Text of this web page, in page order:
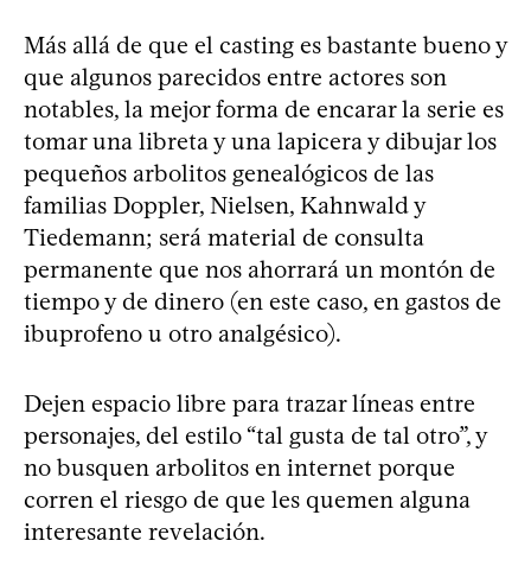
Más allá de que el casting es bastante bueno y
que algunos parecidos entre actores son
notables, la mejor forma de encarar la serie es
tomar una libreta y una lapicera y dibujar los
pequeños arbolitos genealógicos de las
familias Doppler, Nielsen, Kahnwald y
Tiedemann; será material de consulta
permanente que nos ahorrará un montón de
tiempo y de dinero (en este caso, en gastos de
ibuprofeno u otro analgésico).
Dejen espacio libre para trazar líneas entre
personajes, del estilo “tal gusta de tal otro”, y
no busquen arbolitos en internet porque
corren el riesgo de que les quemen alguna
interesante revelación.